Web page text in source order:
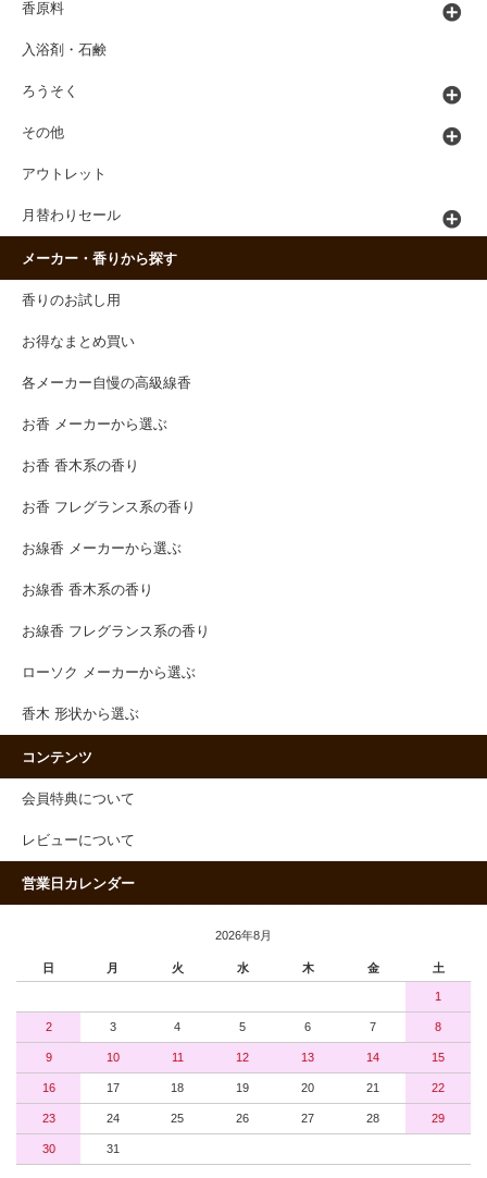
香原料
入浴剤・石鹸
ろうそく
その他
アウトレット
月替わりセール
メーカー・香りから探す
香りのお試し用
お得なまとめ買い
各メーカー自慢の高級線香
お香 メーカーから選ぶ
お香 香木系の香り
お香 フレグランス系の香り
お線香 メーカーから選ぶ
お線香 香木系の香り
お線香 フレグランス系の香り
ローソク メーカーから選ぶ
香木 形状から選ぶ
コンテンツ
会員特典について
レビューについて
営業日カレンダー
2026年8月
日 月 火 水 木 金 土
1
2 3 4 5 6 7 8
9 10 11 12 13 14 15
16 17 18 19 20 21 22
23 24 25 26 27 28 29
30 31